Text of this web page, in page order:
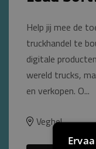
Help jij mee de
truckhandel te
digitale
wereld trucks,
en verkopen. O...
Veghel